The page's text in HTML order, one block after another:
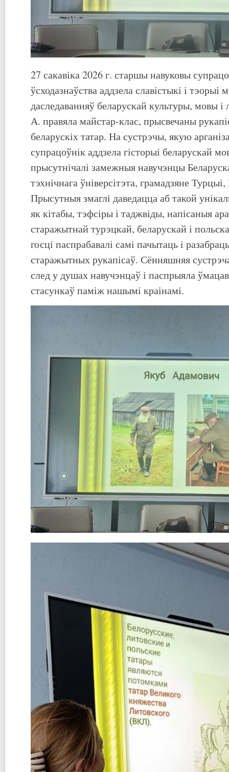
27 сакавіка 2026 г. старшы навуковы
ўсходазнаўства аддзела славістыкі і
даследаванняў беларускай культуры, мовы і
А. правяла майстар-клас, прысвечаны
беларускіх татар. На сустрэчы, якую
супрацоўнік аддзела гісторыі беларускай
прысутнічалі замежныя навучэнцы
тэхнічнага ўніверсітэта, грамадзяне
Прысутныя змаглі даведацца аб такой
як кітабы, тэфсіры і таджвіды, напісаныя
старажытнай турэцкай, беларускай і
госці паспрабавалі самі пачытаць і
старажытных рукапісаў. Сённяшняя
след у душах навучэнцаў і паспрыяла
стасункаў паміж нашымі краінамі.